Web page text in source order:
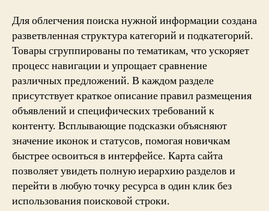
Для облегчения поиска нужной информации создана
разветвленная структура категорий и подкатегорий.
Товары сгруппированы по тематикам, что ускоряет
процесс навигации и упрощает сравнение
различных предложений. В каждом разделе
присутствует краткое описание правил размещения
объявлений и специфических требований к
контенту. Всплывающие подсказки объясняют
значение иконок и статусов, помогая новичкам
быстрее освоиться в интерфейсе. Карта сайта
позволяет увидеть полную иерархию разделов и
перейти в любую точку ресурса в один клик без
использования поисковой строки.